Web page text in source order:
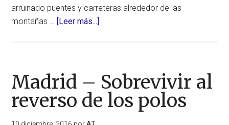
arruinado puentes y carreteras alrededor de las
montañas … [Leer más...]
Chile
–
Sobrevivir
Madrid – Sobrevivir al
reverso de los polos